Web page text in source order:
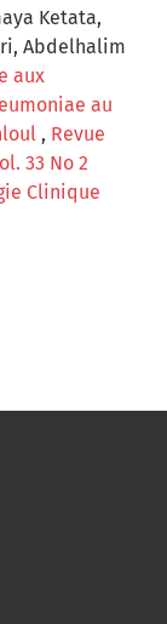
Ketata,
Abdelhalim
aux
au
, Revue
33 No 2
Clinique